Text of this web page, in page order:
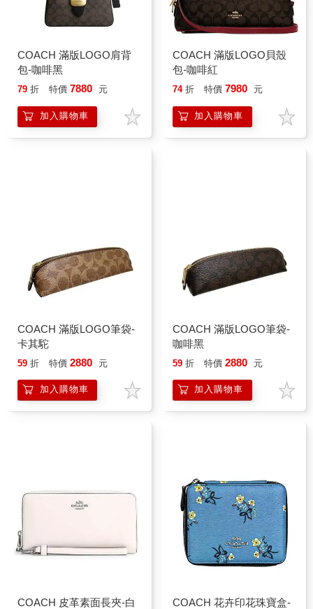
COACH 滿版LOGO肩背
包-咖啡黑
79 折 特價 7880 元
加入購物車
COACH 滿版LOGO貝殼
包-咖啡紅
74 折 特價 7980 元
加入購物車
COACH 滿版LOGO筆袋-
卡其駝
59 折 特價 2880 元
加入購物車
COACH 滿版LOGO筆袋-
咖啡黑
59 折 特價 2880 元
加入購物車
COACH 皮革素面長夾-白
COACH 花卉印花珠寶盒-